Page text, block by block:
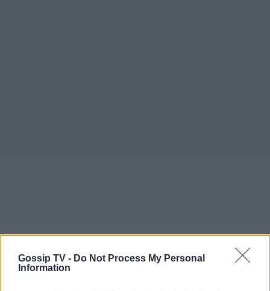
Gossip TV - Do Not Process My Personal
Information
«Στη «Γη της ελιάς» για μένα είναι η τελευταία
σεζόν. Τελειώνω φέτος και αυτό είναι κάτι το